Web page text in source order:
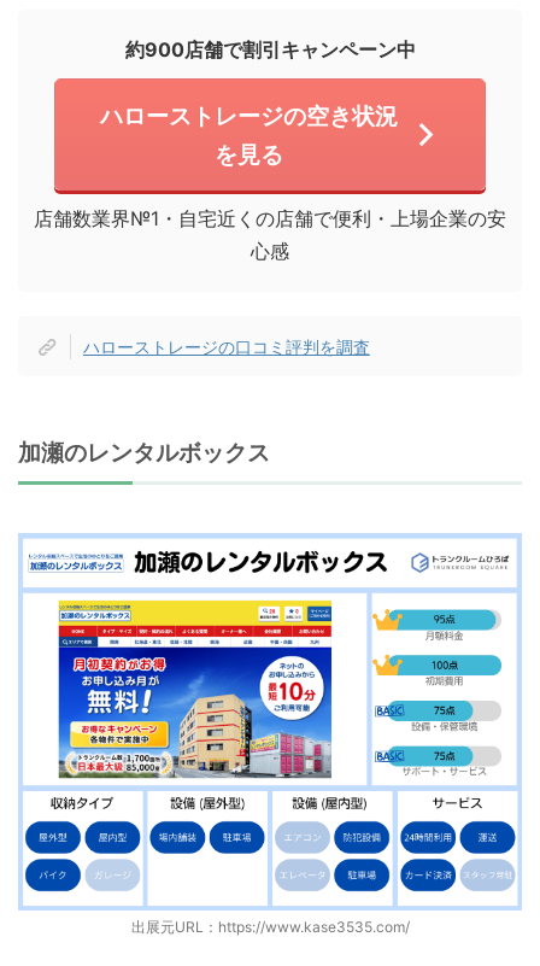
約900店舗で割引キャンペーン中
ハローストレージの空き状況
を見る
店舗数業界№1・自宅近くの店舗で便利・上場企業の安
心感
ハローストレージの口コミ評判を調査
加瀬のレンタルボックス
出展元URL： https://www.kase3535.com/